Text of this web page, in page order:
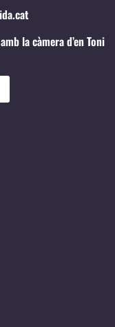
la càmera d’en Toni